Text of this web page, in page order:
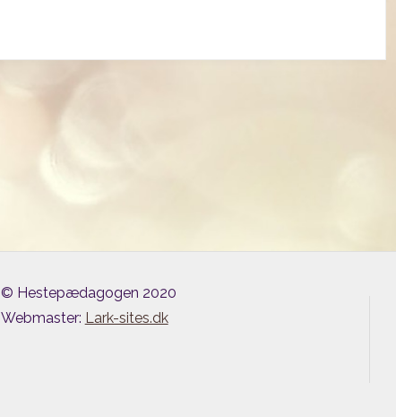
© Hestepædagogen 2020
Webmaster: Lark-sites.dk